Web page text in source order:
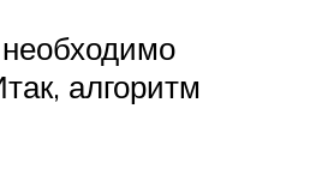
алгоритм